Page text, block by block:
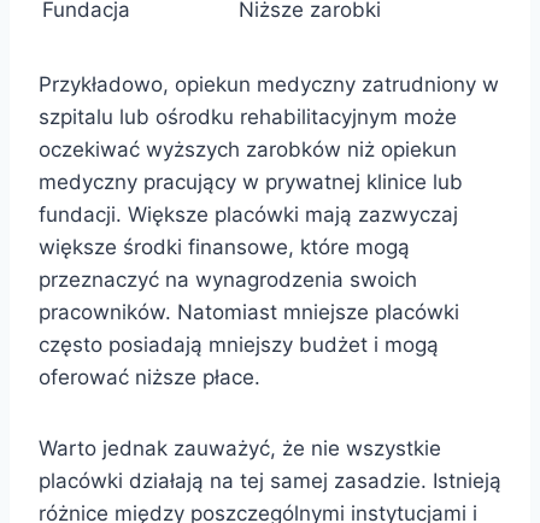
Fundacja
Niższe zarobki
Przykładowo, opiekun medyczny zatrudniony w
szpitalu lub ośrodku rehabilitacyjnym może
oczekiwać wyższych zarobków niż opiekun
medyczny pracujący w prywatnej klinice lub
fundacji. Większe placówki mają zazwyczaj
większe środki finansowe, które mogą
przeznaczyć na wynagrodzenia swoich
pracowników. Natomiast mniejsze placówki
często posiadają mniejszy budżet i mogą
oferować niższe płace.
Warto jednak zauważyć, że nie wszystkie
placówki działają na tej samej zasadzie. Istnieją
różnice między poszczególnymi instytucjami i